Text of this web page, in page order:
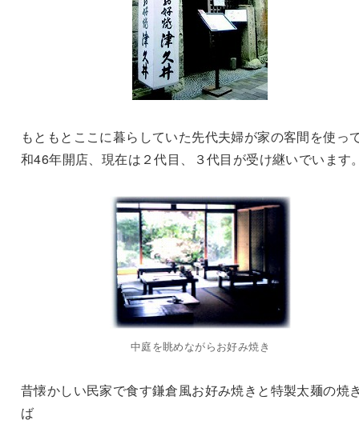
もともとここに暮らしていた先代夫婦が家の客間を使っ
和46年開店、現在は２代目、３代目が受け継いでいます
中庭を眺めながらお好み焼き
昔懐かしい民家で食す鎌倉風お好み焼きと特製太麺の焼
ば